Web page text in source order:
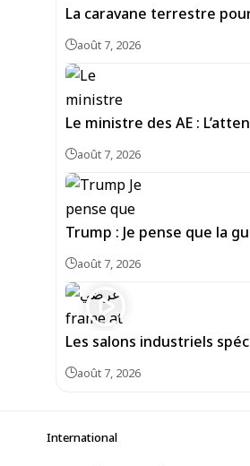
La caravane terrestre
août 7, 2026
Le ministre des AE :
août 7, 2026
Trump : Je pense que la
août 7, 2026
Les salons industriels
août 7, 2026
International